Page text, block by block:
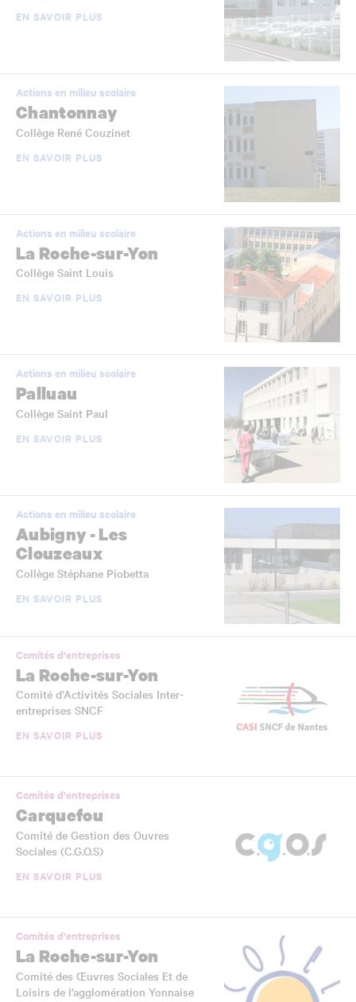
EN SAVOIR PLUS
Actions en milieu scolaire
Chantonnay
Collège René Couzinet
EN SAVOIR PLUS
Actions en milieu scolaire
La Roche-sur-Yon
Collège Saint Louis
EN SAVOIR PLUS
Actions en milieu scolaire
Palluau
Collège Saint Paul
EN SAVOIR PLUS
Actions en milieu scolaire
Aubigny - Les
Clouzeaux
Collège Stéphane Piobetta
EN SAVOIR PLUS
Comités d'entreprises
La Roche-sur-Yon
Comité d’Activités Sociales Inter-
entreprises SNCF
EN SAVOIR PLUS
Comités d'entreprises
Carquefou
Comité de Gestion des Ouvres
Sociales (C.G.O.S)
EN SAVOIR PLUS
Comités d'entreprises
La Roche-sur-Yon
Comité des Œuvres Sociales Et de
Loisirs de l’agglomération Yonnaise